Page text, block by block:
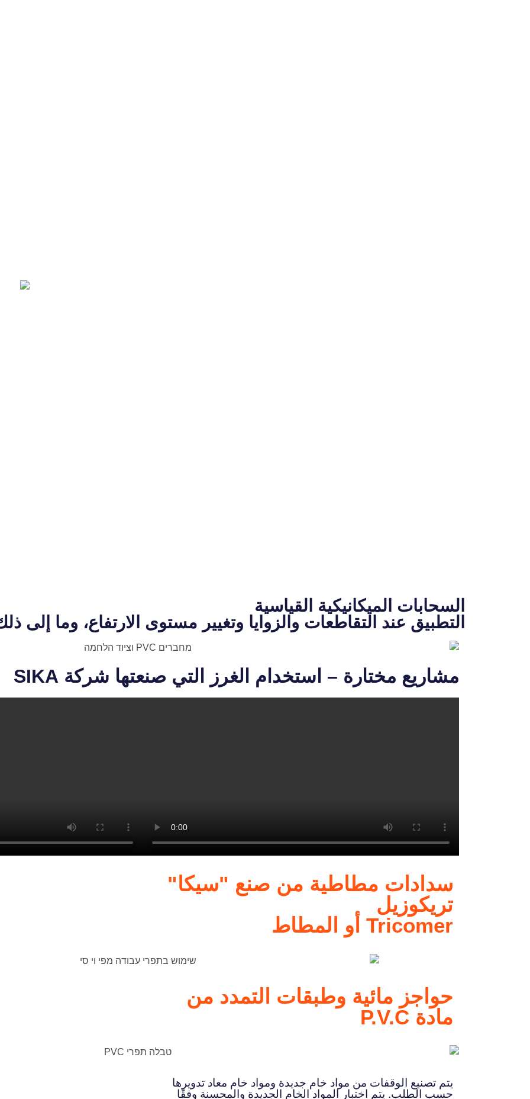
السحابات الميكانيكية القياسية
التطبيق عند التقاطعات والزوايا وتغيير مستوى الارتفاع، وما إلى
مشاريع مختارة – استخدام الغرز التي صنعتها شركة SIKA
سدادات مطاطية من صنع "سيكا"
تريكوزيل
Tricomer أو المطاط
حواجز مائية وطبقات التمدد من
مادة P.V.C
يتم تصنيع الوقفات من مواد خام جديدة ومواد خام معاد تدويرها
حسب الطلب. يتم اختبار المواد الخام الجديدة والمحسنة وفقًا